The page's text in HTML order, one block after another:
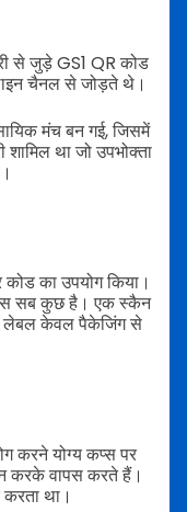
से जुड़े GS1 QR कोड
चैनल से जोड़ते थे।
मंच बन गई, जिसमें
था जो उपभोक्ता
का उपयोग किया।
सब कुछ है। एक स्कैन
लेबल केवल पैकेजिंग से
करने योग्य कप्स पर
करके वापस करते हैं।
था।